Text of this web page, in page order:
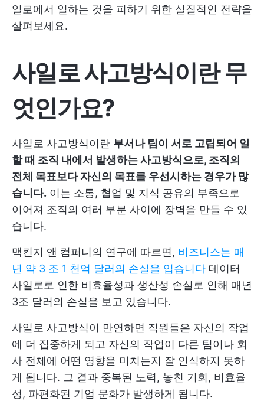
일로에서 일하는 것을 피하기 위한 실질적인 전략을
살펴보세요.
사일로 사고방식이란 무
엇인가요?
사일로 사고방식이란 부서나 팀이 서로 고립되어 일
할 때 조직 내에서 발생하는 사고방식으로, 조직의
전체 목표보다 자신의 목표를 우선시하는 경우가 많
습니다. 이는 소통, 협업 및 지식 공유의 부족으로
이어져 조직의 여러 부분 사이에 장벽을 만들 수 있
습니다.
맥킨지 앤 컴퍼니의 연구에 따르면, 비즈니스는 매
년 약 3 조 1 천억 달러의 손실을 입습니다 데이터
사일로로 인한 비효율성과 생산성 손실로 인해 매년
3조 달러의 손실을 보고 있습니다.
사일로 사고방식이 만연하면 직원들은 자신의 작업
에 더 집중하게 되고 자신의 작업이 다른 팀이나 회
사 전체에 어떤 영향을 미치는지 잘 인식하지 못하
게 됩니다. 그 결과 중복된 노력, 놓친 기회, 비효율
성, 파편화된 기업 문화가 발생하게 됩니다.